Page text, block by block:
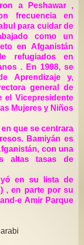
a Peshawar ,
frecuencia en
para cuidar de
un
en Afganistán
refugiados en
. En 1998, se
Aprendizaje y,
general de
el Vicepresidente
Mujeres y Niños
que se centrara
es
altas tasas de
en su lista de
, en parte por su
e Amir Parque